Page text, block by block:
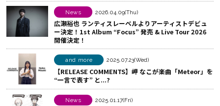
で
シ
ェ
ア
す
る
る
News 2026.04.09(Thu)
広瀬裕也 ランティスレーベルよりアーティストデビュ
ー決定！1st Album “Focus” 発売 & Live Tour 2026
開催決定！
and more 2025.07.23(Wed)
【RELEASE COMMENTS】岬 なこが楽曲「Meteor」を
“一言で表す” と...?
News 2025.01.17(Fri)